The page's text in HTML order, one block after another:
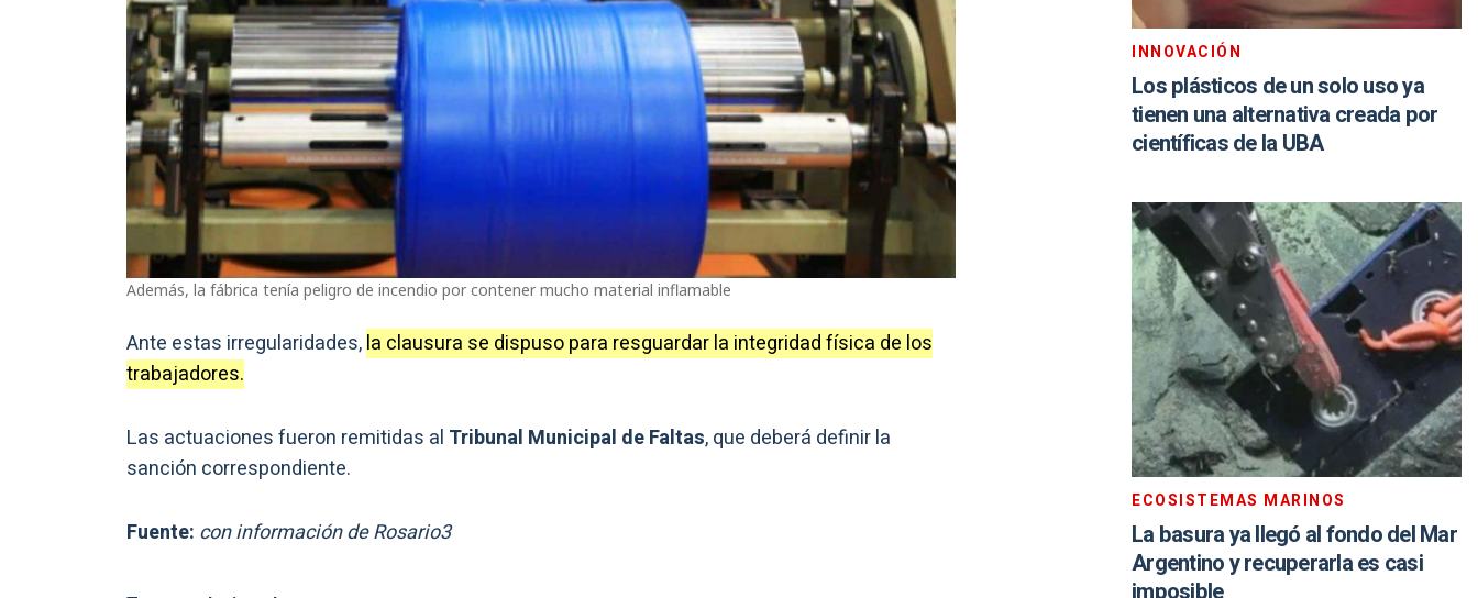
Además, la fábrica tenía peligro de incendio por contener mucho material inflamable
Ante estas irregularidades,la clausura se dispuso para resguardar la integridad física de los
trabajadores.
Las actuaciones fueron remitidas al Tribunal Municipal de Faltas, que deberá definir la
sanción correspondiente.
Fuente: con información de Rosario3
INNOVACIÓN
Los plásticos de un solo uso ya
tienen una alternativa creada por
científicas de la UBA
ECOSISTEMAS MARINOS
La basura ya llegó al fondo del Mar
Argentino y recuperarla es casi